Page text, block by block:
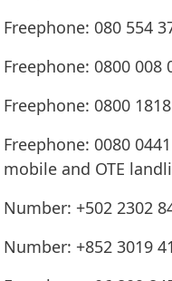
Freephone: 080 554
Freephone: 0800 008
Freephone: 0800
Freephone: 0080
mobile and OTE
Number: +502 2302
Number: +852 3019